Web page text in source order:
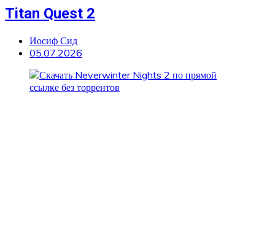
Titan Quest 2
Иосиф Сид
05.07.2026